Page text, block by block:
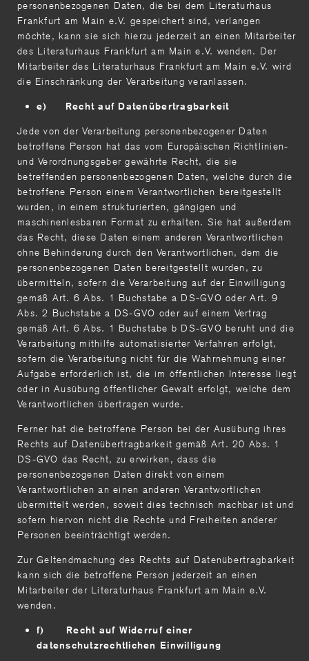
personenbezogenen Daten, die bei dem Literaturhaus
Frankfurt am Main e.V. gespeichert sind, verlangen
möchte, kann sie sich hierzu jederzeit an einen Mitarbeiter
des Literaturhaus Frankfurt am Main e.V. wenden. Der
Mitarbeiter des Literaturhaus Frankfurt am Main e.V. wird
die Einschränkung der Verarbeitung veranlassen.
e) Recht auf Datenübertragbarkeit
Jede von der Verarbeitung personenbezogener Daten
betroffene Person hat das vom Europäischen Richtlinien-
und Verordnungsgeber gewährte Recht, die sie
betreffenden personenbezogenen Daten, welche durch die
betroffene Person einem Verantwortlichen bereitgestellt
wurden, in einem strukturierten, gängigen und
maschinenlesbaren Format zu erhalten. Sie hat außerdem
das Recht, diese Daten einem anderen Verantwortlichen
ohne Behinderung durch den Verantwortlichen, dem die
personenbezogenen Daten bereitgestellt wurden, zu
übermitteln, sofern die Verarbeitung auf der Einwilligung
gemäß Art. 6 Abs. 1 Buchstabe a DS-GVO oder Art. 9
Abs. 2 Buchstabe a DS-GVO oder auf einem Vertrag
gemäß Art. 6 Abs. 1 Buchstabe b DS-GVO beruht und die
Verarbeitung mithilfe automatisierter Verfahren erfolgt,
sofern die Verarbeitung nicht für die Wahrnehmung einer
Aufgabe erforderlich ist, die im öffentlichen Interesse liegt
oder in Ausübung öffentlicher Gewalt erfolgt, welche dem
Verantwortlichen übertragen wurde.
Ferner hat die betroffene Person bei der Ausübung ihres
Rechts auf Datenübertragbarkeit gemäß Art. 20 Abs. 1
DS-GVO das Recht, zu erwirken, dass die
personenbezogenen Daten direkt von einem
Verantwortlichen an einen anderen Verantwortlichen
übermittelt werden, soweit dies technisch machbar ist und
sofern hiervon nicht die Rechte und Freiheiten anderer
Personen beeinträchtigt werden.
Zur Geltendmachung des Rechts auf Datenübertragbarkeit
kann sich die betroffene Person jederzeit an einen
Mitarbeiter der Literaturhaus Frankfurt am Main e.V.
wenden.
f) Recht auf Widerruf einer
datenschutzrechtlichen Einwilligung